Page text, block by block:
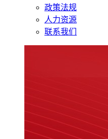
政策法规
人力资源
联系我们